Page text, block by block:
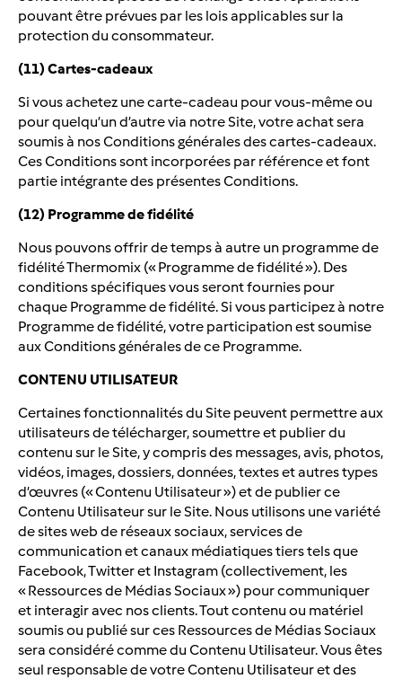
pouvant être prévues par les lois applicables sur la
protection du consommateur.
(11) Cartes-cadeaux
Si vous achetez une carte-cadeau pour vous-même ou
pour quelqu’un d’autre via notre Site, votre achat sera
soumis à nos Conditions générales des cartes-cadeaux.
Ces Conditions sont incorporées par référence et font
partie intégrante des présentes Conditions.
(12) Programme de fidélité
Nous pouvons offrir de temps à autre un programme de
fidélité Thermomix (« Programme de fidélité »). Des
conditions spécifiques vous seront fournies pour
chaque Programme de fidélité. Si vous participez à notre
Programme de fidélité, votre participation est soumise
aux Conditions générales de ce Programme.
CONTENU UTILISATEUR
Certaines fonctionnalités du Site peuvent permettre aux
utilisateurs de télécharger, soumettre et publier du
contenu sur le Site, y compris des messages, avis, photos,
vidéos, images, dossiers, données, textes et autres types
d’œuvres (« Contenu Utilisateur ») et de publier ce
Contenu Utilisateur sur le Site. Nous utilisons une variété
de sites web de réseaux sociaux, services de
communication et canaux médiatiques tiers tels que
Facebook, Twitter et Instagram (collectivement, les
« Ressources de Médias Sociaux ») pour communiquer
et interagir avec nos clients. Tout contenu ou matériel
soumis ou publié sur ces Ressources de Médias Sociaux
sera considéré comme du Contenu Utilisateur. Vous êtes
seul responsable de votre Contenu Utilisateur et des